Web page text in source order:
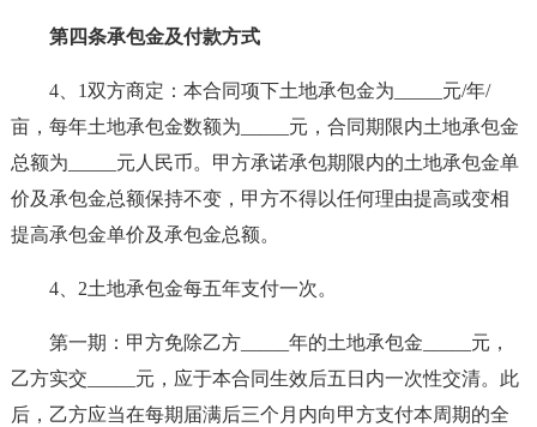
第四条承包金及付款方式
4、1双方商定：本合同项下土地承包金为_____元/年/
亩，每年土地承包金数额为_____元，合同期限内土地承包金
总额为_____元人民币。甲方承诺承包期限内的土地承包金单
价及承包金总额保持不变，甲方不得以任何理由提高或变相
提高承包金单价及承包金总额。
4、2土地承包金每五年支付一次。
第一期：甲方免除乙方_____年的土地承包金_____元，
乙方实交_____元，应于本合同生效后五日内一次性交清。此
后，乙方应当在每期届满后三个月内向甲方支付本周期的全